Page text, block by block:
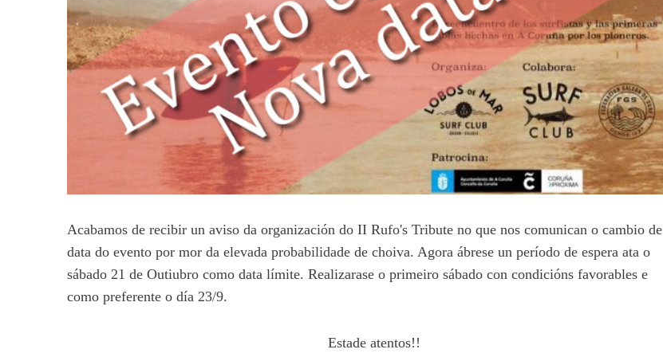
Acabamos de recibir un aviso da organización do II Rufo's Tribute no que nos comunican o cambio de
data do evento por mor da elevada probabilidade de choiva. Agora ábrese un período de espera ata o
sábado 21 de Outiubro como data límite. Realizarase o primeiro sábado con condicións favorables e
como preferente o día 23/9.
Estade atentos!!